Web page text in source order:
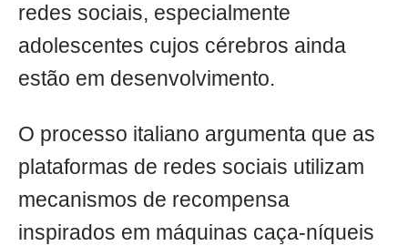
redes sociais, especialmente
adolescentes cujos cérebros ainda
estão em desenvolvimento.
O processo italiano argumenta que as
plataformas de redes sociais utilizam
mecanismos de recompensa
inspirados em máquinas caça-níqueis